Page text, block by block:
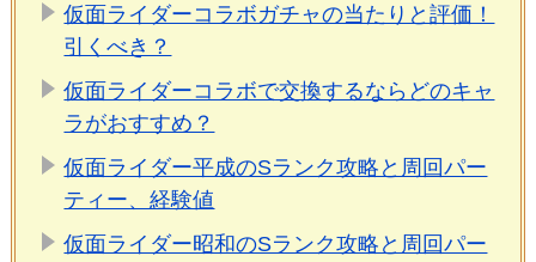
仮面ライダーコラボガチャの当たりと評価！
引くべき？
仮面ライダーコラボで交換するならどのキャ
ラがおすすめ？
仮面ライダー平成のSランク攻略と周回パー
ティー、経験値
仮面ライダー昭和のSランク攻略と周回パー